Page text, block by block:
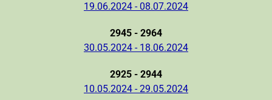
19.06.2024 - 08.07.2024
2945 - 2964
30.05.2024 - 18.06.2024
2925 - 2944
10.05.2024 - 29.05.2024